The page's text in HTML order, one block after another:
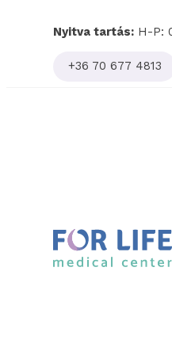
Nyitva tartás: H-P:
+36 70 677 4813